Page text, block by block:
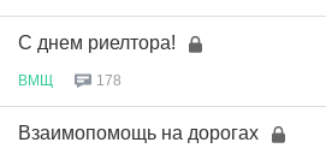
С днем риелтора!
ВМЩ 178
Взаимопомощь на дорогах